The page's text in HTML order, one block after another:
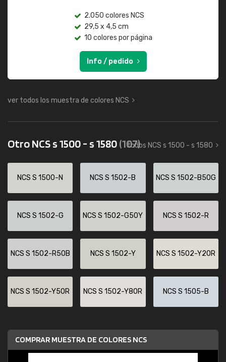
2.050 colores NCS
29,5 x 4,5 cm
10 colores por página
Info / pedido
ver todos los muestra de colores NCS
Otro NCS s 1500 - s 1580(107)
todos NCS s 1500 - s 1580
NCS S 1500-N NCS S 1502-B NCS S 1502-B50G
NCS S 1502-G NCS S 1502-G50Y NCS S 1502-R
NCS S 1502-R50B NCS S 1502-Y NCS S 1502-Y20R
NCS S 1502-Y50R NCS S 1502-Y80R NCS S 1505-B
COMPRAR MUESTRA DE COLORES NCS